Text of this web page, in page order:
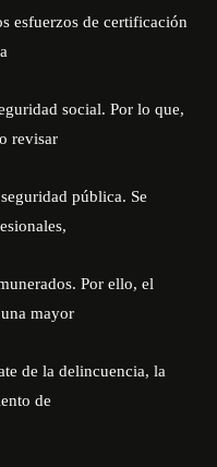
esfuerzos de certificación
social. Por lo que,
revisar
pública. Se
Por ello, el
mayor
de la delincuencia, la
de